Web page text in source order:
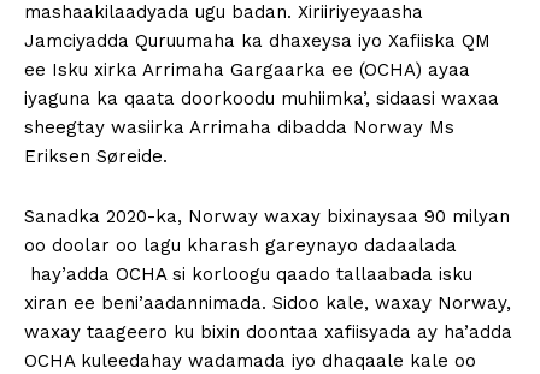
mashaakilaadyada ugu badan. Xiriiriyeyaasha
Jamciyadda Quruumaha ka dhaxeysa iyo Xafiiska QM
ee Isku xirka Arrimaha Gargaarka ee (OCHA) ayaa
iyaguna ka qaata doorkoodu muhiimka’, sidaasi waxaa
sheegtay wasiirka Arrimaha dibadda Norway Ms
Eriksen Søreide.
Sanadka 2020-ka, Norway waxay bixinaysaa 90 milyan
oo doolar oo lagu kharash gareynayo dadaalada
hay’adda OCHA si korloogu qaado tallaabada isku
xiran ee beni’aadannimada. Sidoo kale, waxay Norway,
waxay taageero ku bixin doontaa xafiisyada ay ha’adda
OCHA kuleedahay wadamada iyo dhaqaale kale oo